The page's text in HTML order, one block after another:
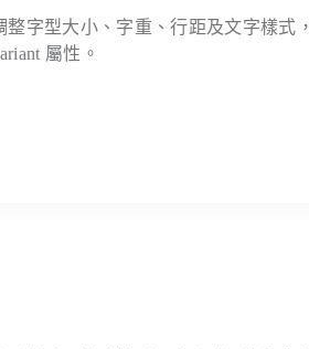
字型大小、字重、行距及文字樣式
屬性。